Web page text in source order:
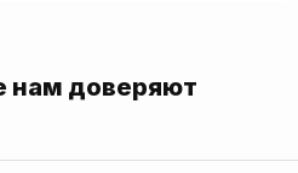
нам доверяют